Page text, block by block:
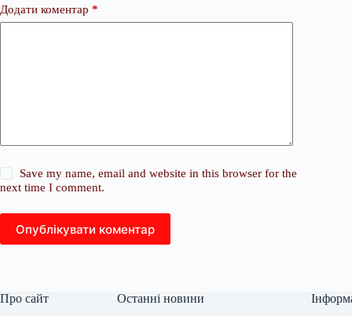
Додати коментар *
Save my name, email and website in this browser for the
next time I comment.
Опублікувати коментар
Про сайт Останні новини